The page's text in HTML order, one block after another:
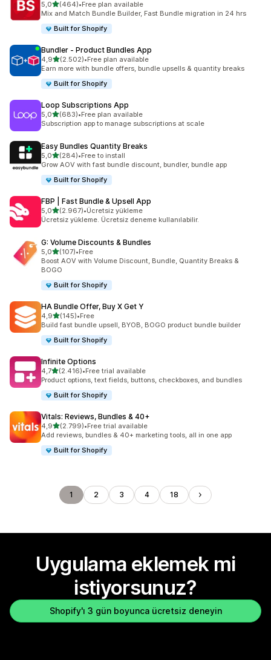
5,05 yıldız üzerinden
(464)
toplam 464 değerlendirme
•Free plan available
Mix and Match Bundle Builder, Fast Bundle migration in 24 hrs
Built for Shopify
Bundler ‑ Product Bundles App
4,95 yıldız üzerinden
(2.502)
toplam 2502 değerlendirme
•Free plan available
Earn more with bundle offers, bundle upsells & quantity breaks
Built for Shopify
Loop Subscriptions App
5,05 yıldız üzerinden
(683)
toplam 683 değerlendirme
•Free plan available
Subscription app to manage subscriptions at scale
Easy Bundles Quantity Breaks
5,05 yıldız üzerinden
(284)
toplam 284 değerlendirme
•Free to install
Grow AOV with fast bundle discount, bundler, bundle app
Built for Shopify
FBP | Fast Bundle & Upsell App
5,05 yıldız üzerinden
(2.967)
toplam 2967 değerlendirme
•Ücretsiz yükleme
Ücretsiz yükleme. Ücretsiz deneme kullanılabilir.
G: Volume Discounts & Bundles
5,05 yıldız üzerinden
(107)
toplam 107 değerlendirme
•Free
Boost AOV with Volume Discount, Bundle, Quantity Breaks &
BOGO
Built for Shopify
HA Bundle Offer, Buy X Get Y
4,95 yıldız üzerinden
(145)
toplam 145 değerlendirme
•Free
Build fast bundle upsell, BYOB, BOGO product bundle builder
Built for Shopify
Infinite Options
4,75 yıldız üzerinden
(2.416)
toplam 2416 değerlendirme
•Free trial available
Product options, text fields, buttons, checkboxes, and bundles
Built for Shopify
Vitals: Reviews, Bundles & 40+
4,95 yıldız üzerinden
(2.799)
toplam 2799 değerlendirme
•Free trial available
Add reviews, bundles & 40+ marketing tools, all in one app
Built for Shopify
1 2 3 4 18
Uygulama eklemek mi
istiyorsunuz?
Shopify'ı 3 gün boyunca ücretsiz deneyin